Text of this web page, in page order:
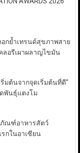
อกย้ำเทรนด์สุขภาพสาย
คลอรีเผาผลาญไขมัน
มต้นจากจุดเริ่มต้นที่ดี”
พันธุ์แตงโม
ภัณฑ์อาหารสัตว์
รกในอาเซียน